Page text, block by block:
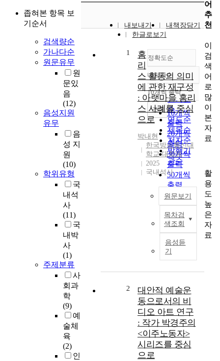
좁혀본 항목 보
기순서
검색량순
가나다순
원문유무
원
문있
음
(12)
음성지원
유무
음
성 지
원
(10)
학위유형
국
내석
사
(11)
국
내박
사
(1)
주제분류
사
회과
학
(9)
예
술체
육
(2)
인
내보내기
내책장담기
한글로보기
정확도순
정확도
순
인기도
순
연도순
제목순
저자순
발행기
관순
내림차순
내림차순
10개씩 출력
10개씩
출력
20개씩
출력
30개씩
출력
50개씩
출력
100개씩
출력
조회
1
홈
리
스 활동의 의미
에 관한 재구성
: 아랫마을 홈리
스 사례를 중심
으로
박내현
한국방송통신대
학교 대학원
2025
국내석사
원문보기
목차검
색조회
음성듣
기
2
대안적 예술운
동으로서의 비
디오 아트 연구
: 작가 박경주의
<이주노동자>
시리즈를 중심
으로
어
추
천
이
검
색
어
로
많
이
본
자
료
활
용
도
높
은
자
료